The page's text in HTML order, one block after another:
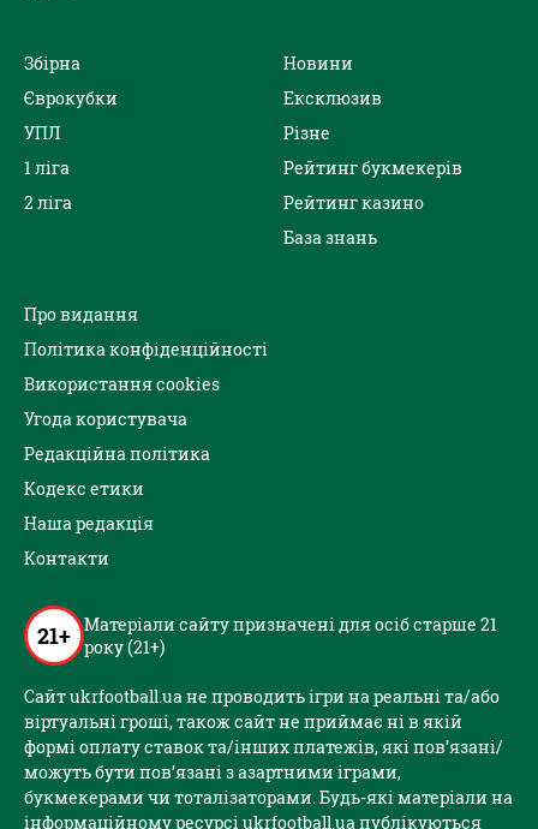
Збірна
Єврокубки
УПЛ
1 ліга
2 ліга
Новини
Ексклюзив
Різне
Рейтинг букмекерів
Рейтинг казино
База знань
Про видання
Політика конфіденційності
Використання cookies
Угода користувача
Редакційна політика
Кодекс етики
Наша редакція
Контакти
21+ Матеріали сайту призначені для осіб старше 21
року (21+)
Сайт ukrfootball.ua не проводить ігри на реальні та/або
віртуальні гроші, також сайт не приймає ні в якій
формі оплату ставок та/інших платежів, які пов’язані/
можуть бути пов’язані з азартними іграми,
букмекерами чи тоталізаторами. Будь-які матеріали на
інформаційному ресурсі ukrfootball.ua публікуються